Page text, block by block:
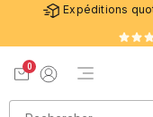
Expéditions
0
Menu